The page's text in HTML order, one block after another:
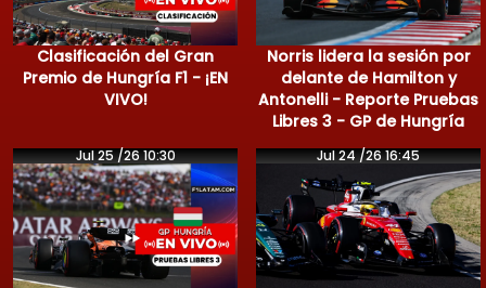
Clasificación del Gran
Premio de Hungría F1 - ¡EN
VIVO!
Norris lidera la sesión por
delante de Hamilton y
Antonelli - Reporte Pruebas
Libres 3 - GP de Hungría
Jul 25 /26 10:30 Jul 24 /26 16:45